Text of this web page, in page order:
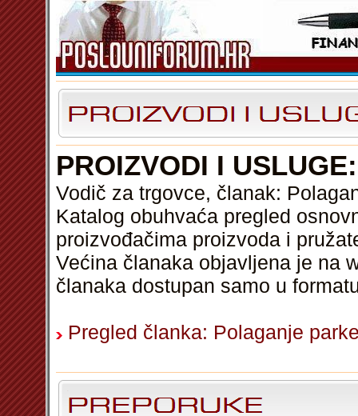
PROIZVODI I
Vodič za trgovce, članak:
Katalog obuhvaća pregled
proizvođačima proizvoda i
Većina članaka objavljena je na
članaka dostupan samo u
Pregled članka: Polaganje